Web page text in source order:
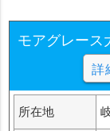
モアグレース
詳
所在地